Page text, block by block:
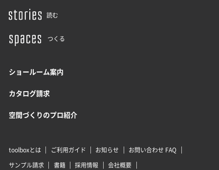
読む
つくる
ショールーム案内
カタログ請求
空間づくりのプロ紹介
toolboxとは ご利用ガイド お知らせ
お問い合わせ FAQ
サンプル請求
書籍 採用情報
会社概要